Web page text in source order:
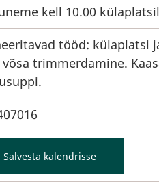
kell 10.00 külaplatsil
tööd: külaplatsi
võsa trimmerdamine.
Salvesta kalendrisse